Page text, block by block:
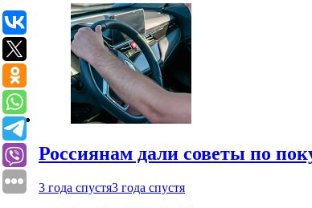
Россиянам дали советы по
3 года спустя3 года спустя